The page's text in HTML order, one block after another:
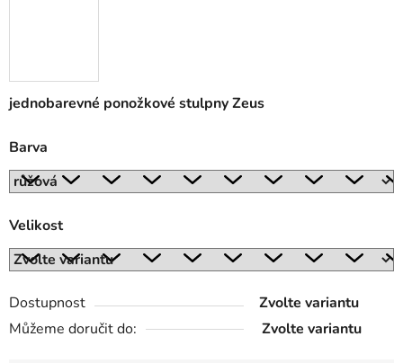
jednobarevné ponožkové stulpny Zeus
Barva
Velikost
Dostupnost
Zvolte variantu
Můžeme doručit do:
Zvolte variantu